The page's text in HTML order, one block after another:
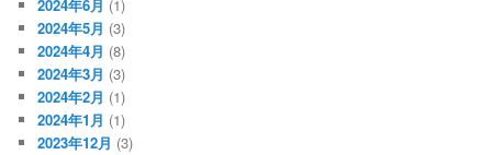
2024年6月 (1)
2024年5月 (3)
2024年4月 (8)
2024年3月 (3)
2024年2月 (1)
2024年1月 (1)
2023年12月 (3)